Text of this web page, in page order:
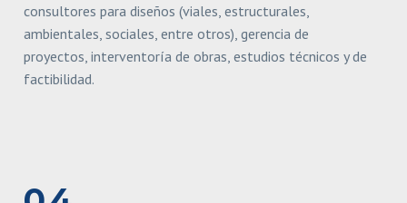
consultores para diseños (viales, estructurales,
ambientales, sociales, entre otros), gerencia de
proyectos, interventoría de obras, estudios técnicos y de
factibilidad.